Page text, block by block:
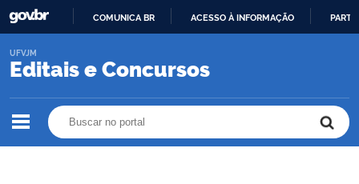
O
COMUNICA BR ACESSO À INFORMAÇÃO
Editais e Concursos
UFVJM